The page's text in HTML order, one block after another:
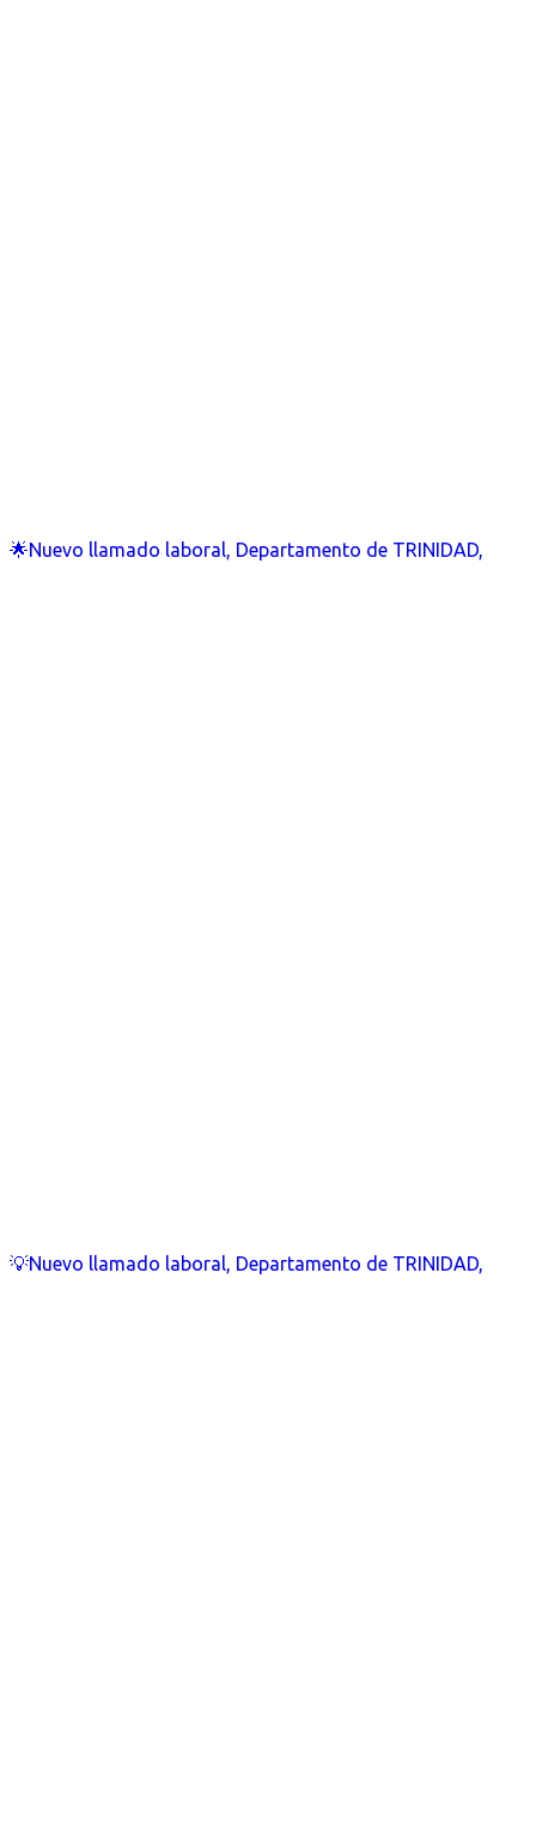
🌟Nuevo llamado laboral, Departamento de TRINIDAD,
💡Nuevo llamado laboral, Departamento de TRINIDAD,